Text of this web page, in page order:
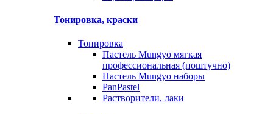
Тонировка, краски
Тонировка
Пастель Mungyo мягкая
профессиональная (поштучно)
Пастель Mungyo наборы
PanPastel
Растворители, лаки